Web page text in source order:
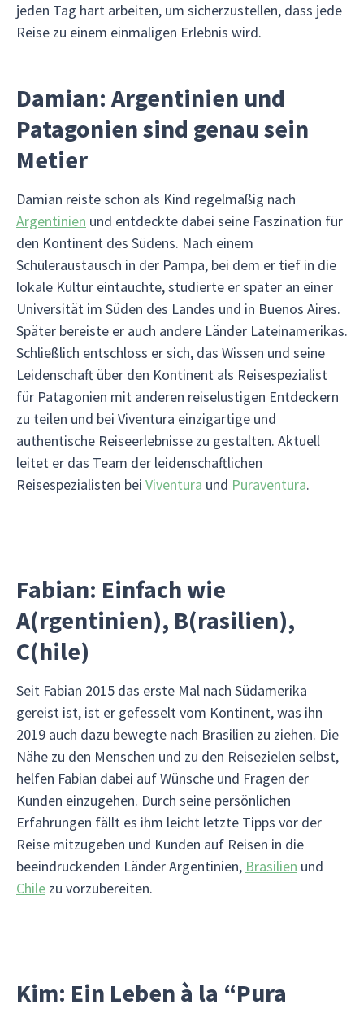
jeden Tag hart arbeiten, um sicherzustellen, dass jede
Reise zu einem einmaligen Erlebnis wird.
Damian: Argentinien und
Patagonien sind genau sein
Metier
Damian reiste schon als Kind regelmäßig nach
Argentinien und entdeckte dabei seine Faszination für
den Kontinent des Südens. Nach einem
Schüleraustausch in der Pampa, bei dem er tief in die
lokale Kultur eintauchte, studierte er später an einer
Universität im Süden des Landes und in Buenos Aires.
Später bereiste er auch andere Länder Lateinamerikas.
Schließlich entschloss er sich, das Wissen und seine
Leidenschaft über den Kontinent als Reisespezialist
für Patagonien mit anderen reiselustigen Entdeckern
zu teilen und bei Viventura einzigartige und
authentische Reiseerlebnisse zu gestalten. Aktuell
leitet er das Team der leidenschaftlichen
Reisespezialisten bei Viventura und Puraventura.
Fabian: Einfach wie
A(rgentinien), B(rasilien),
C(hile)
Seit Fabian 2015 das erste Mal nach Südamerika
gereist ist, ist er gefesselt vom Kontinent, was ihn
2019 auch dazu bewegte nach Brasilien zu ziehen. Die
Nähe zu den Menschen und zu den Reisezielen selbst,
helfen Fabian dabei auf Wünsche und Fragen der
Kunden einzugehen. Durch seine persönlichen
Erfahrungen fällt es ihm leicht letzte Tipps vor der
Reise mitzugeben und Kunden auf Reisen in die
beeindruckenden Länder Argentinien, Brasilien und
Chile zu vorzubereiten.
Kim: Ein Leben à la “Pura